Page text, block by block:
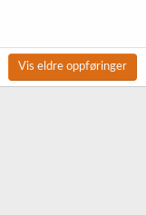
Vis eldre oppføringer